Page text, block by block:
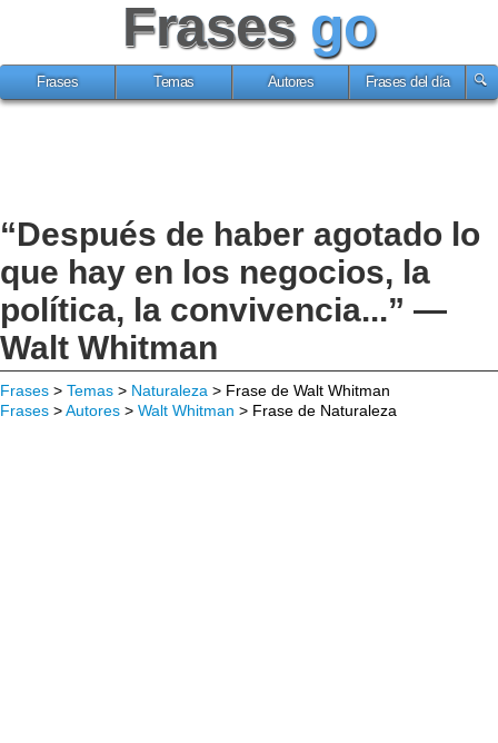
Frases go
Frases Temas Autores Frases del día
“Después de haber agotado lo
que hay en los negocios, la
política, la convivencia...” —
Walt Whitman
Frases > Temas > Naturaleza > Frase de Walt Whitman
Frases >Autores > Walt Whitman > Frase de Naturaleza